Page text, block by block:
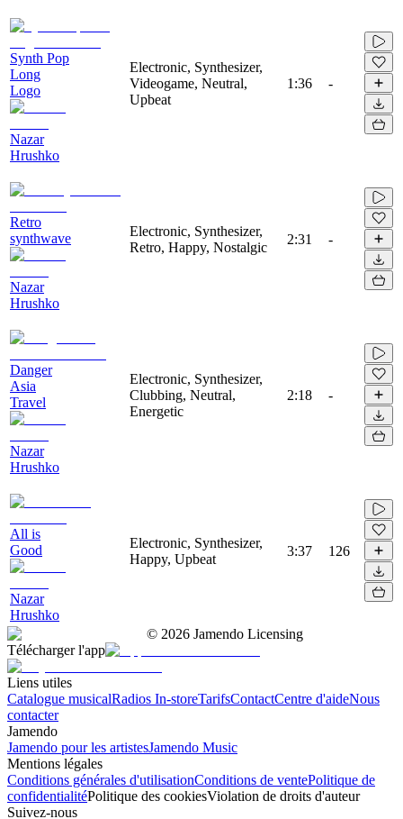
Synth Pop
Long
Logo
Nazar
Hrushko
Electronic, Synthesizer,
Videogame, Neutral,
Upbeat
1:36 -
Retro
synthwave
Nazar
Hrushko
Electronic, Synthesizer,
Retro, Happy, Nostalgic
2:31 -
Danger
Asia
Travel
Nazar
Hrushko
Electronic, Synthesizer,
Clubbing, Neutral,
Energetic
2:18 -
All is
Good
Nazar
Hrushko
Electronic, Synthesizer,
Happy, Upbeat
3:37 126
© 2026 Jamendo Licensing
Télécharger l'app
Liens utiles
Catalogue musicalRadios In-storeTarifsContactCentre d'aideNous
contacter
Jamendo
Jamendo pour les artistesJamendo Music
Mentions légales
Conditions générales d'utilisationConditions de ventePolitique de
confidentialitéPolitique des cookiesViolation de droits d'auteur
Suivez-nous